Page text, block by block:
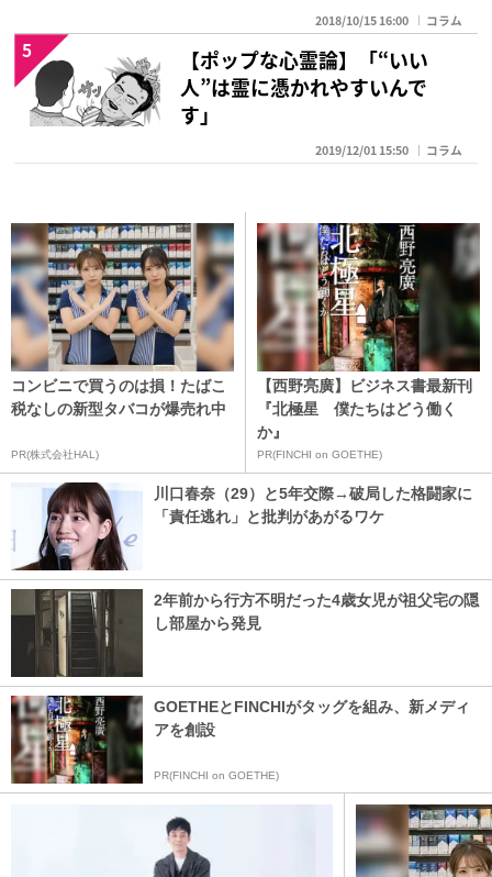
2018/10/15 16:00 コラム
【ポップな心霊論】「“いい
人”は霊に憑かれやすいんで
す」
2019/12/01 15:50 コラム
5
コンビニで買うのは損！たばこ
税なしの新型タバコが爆売れ中
PR(株式会社HAL)
【西野亮廣】ビジネス書最新刊
『北極星 僕たちはどう働く
か』
PR(FINCHI on GOETHE)
川口春奈（29）と5年交際→破局した格闘家に
「責任逃れ」と批判があがるワケ
2年前から行方不明だった4歳女児が祖父宅の隠
し部屋から発見
GOETHEとFINCHIがタッグを組み、新メディ
アを創設
PR(FINCHI on GOETHE)